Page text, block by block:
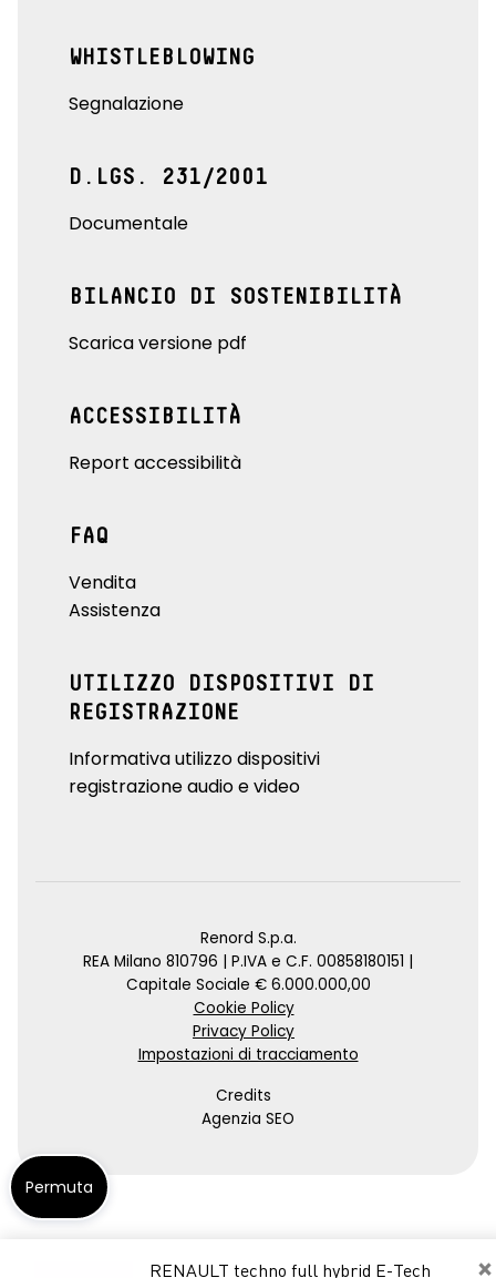
×
RENAULT techno full hybrid E-Tech
WHISTLEBLOWING
Segnalazione
D.LGS. 231/2001
Documentale
BILANCIO DI SOSTENIBILITÀ
Scarica versione pdf
ACCESSIBILITÀ
Report accessibilità
FAQ
Vendita
Assistenza
UTILIZZO DISPOSITIVI DI
REGISTRAZIONE
Informativa utilizzo dispositivi
registrazione audio e video
Renord S.p.a.
REA Milano 810796 | P.IVA e C.F. 00858180151 |
Capitale Sociale € 6.000.000,00
Cookie Policy
Privacy Policy
Impostazioni di tracciamento
Credits
Agenzia SEO
Permuta